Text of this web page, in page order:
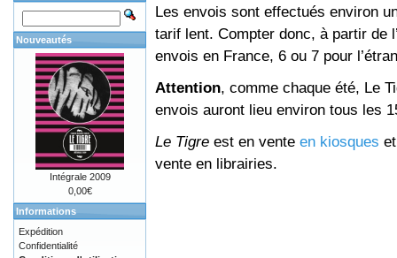
Les envois sont effectués environ
tarif lent. Compter donc, à partir de
envois en France, 6 ou 7 pour
Attention, comme chaque été, Le
envois auront lieu environ tous les
Le Tigre est en vente en kiosques
vente en librairies.
Nouveautés
Intégrale 2009
0,00€
Informations
Expédition
Confidentialité